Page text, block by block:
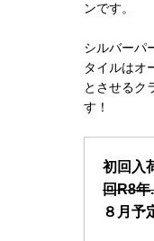
ンです。
シルバーパ
タイルはオ
とさせるク
す！
初回入
回R8年
８月予